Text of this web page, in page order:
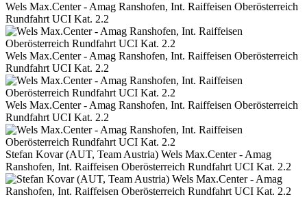
Wels Max.Center - Amag Ranshofen, Int. Raiffeisen Oberösterreich
Rundfahrt UCI Kat. 2.2
Wels Max.Center - Amag Ranshofen, Int. Raiffeisen Oberösterreich
Rundfahrt UCI Kat. 2.2
Wels Max.Center - Amag Ranshofen, Int. Raiffeisen Oberösterreich
Rundfahrt UCI Kat. 2.2
Stefan Kovar (AUT, Team Austria) Wels Max.Center - Amag
Ranshofen, Int. Raiffeisen Oberösterreich Rundfahrt UCI Kat. 2.2